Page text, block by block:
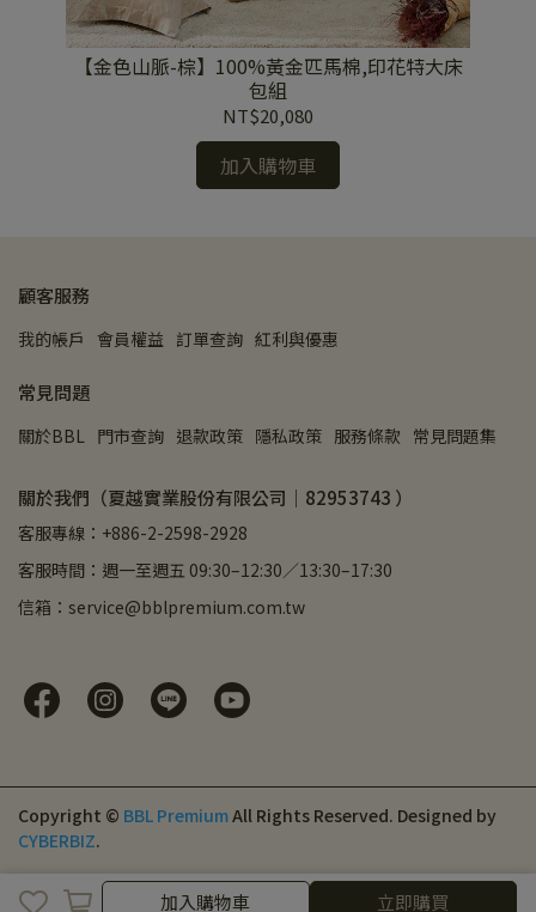
加入購物車 立即購買
【金色山脈-棕】100%黃金匹馬棉,印花特大床
包組
NT$20,080
加入購物車
顧客服務
我的帳戶 會員權益 訂單查詢 紅利與優惠
常見問題
關於BBL 門市查詢 退款政策 隱私政策 服務條款 常見問題集
關於我們（夏越實業股份有限公司｜82953743 ）
客服專線：+886-2-2598-2928
客服時間：週一至週五 09:30–12:30／13:30–17:30
信箱：service@bblpremium.com.tw
Copyright © BBL PremiumAll Rights Reserved. Designed by
CYBERBIZ.